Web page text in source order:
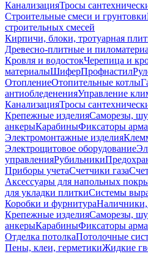
КанализацияТросы
Строительные смеси и грунтовки
строительных смесей
Кирпичи, блоки, тротуарная
Древесно-плитные и
Кровля и водостокЧерепица и
материалыШиферПрофнастил
ОтоплениеОтопительные котлы
антиобледененияУправление
КанализацияТросы
Крепежные изделияСаморезы,
анкерыКарабиныФиксаторы
Электромонтажные изделия
Электрощитовое оборудование
управленияРубильники
Приборы учетаСчетчики газа
Аксессуары для напольных
для укладки плиткиСистемы
Коробки и фурнитура
Крепежные изделияСаморезы,
анкерыКарабиныФиксаторы
Отделка потолкаПотолочные
Пены, клеи, герметикиЖидкие